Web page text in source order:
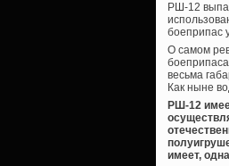
РШ-12
боеприпас
О самом
весьма
Как ныне
РШ-12
имеет,